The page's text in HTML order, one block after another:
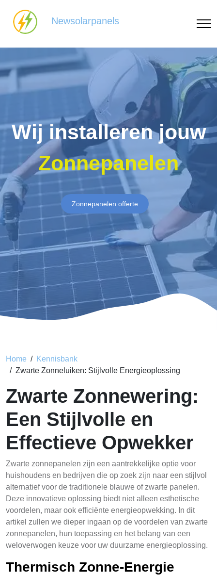
Newsolarpanels
Wij installeren jouw
Zonnepanelen
Zonnepanelen offerte
Home
Kennisbank
Zwarte Zonneluiken: Stijlvolle Energieoplossing
Zwarte Zonnewering:
Een Stijlvolle en
Effectieve Opwekker
Zwarte zonnepanelen zijn een aantrekkelijke optie voor
huishoudens en bedrijven die op zoek zijn naar een stijlvol
alternatief voor de traditionele blauwe of zwarte panelen.
Deze innovatieve oplossing biedt niet alleen esthetische
voordelen, maar ook efficiënte energieopwekking. In dit
artikel zullen we dieper ingaan op de voordelen van zwarte
zonnepanelen, hun toepassing en het belang van een
weloverwogen keuze voor uw duurzame energieoplossing.
Thermisch Zonne-Energie